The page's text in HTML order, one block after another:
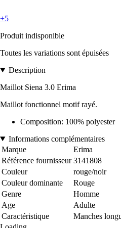
+5
Produit indisponible
Toutes les variations sont épuisées
Description
Maillot Siena 3.0 Erima
Maillot fonctionnel motif rayé.
Composition: 100% polyester
Informations complémentaires
Marque
Erima
Référence fournisseur 3141808
Couleur
rouge/noir
Couleur dominante
Rouge
Genre
Homme
Age
Adulte
Caractéristique
Manches